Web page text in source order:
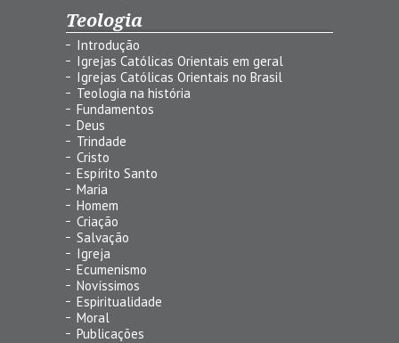
Teologia
Introdução
Igrejas Católicas Orientais em geral
Igrejas Católicas Orientais no Brasil
Teologia na história
Fundamentos
Deus
Trindade
Cristo
Espírito Santo
Maria
Homem
Criação
Salvação
Igreja
Ecumenismo
Novíssimos
Espiritualidade
Moral
Publicações